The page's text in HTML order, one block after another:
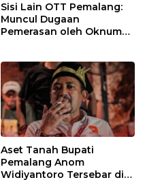
Sisi Lain OTT Pemalang:
Muncul Dugaan
Pemerasan oleh Oknum
Aset Tanah Bupati
Pemalang Anom
Widiyantoro Tersebar di